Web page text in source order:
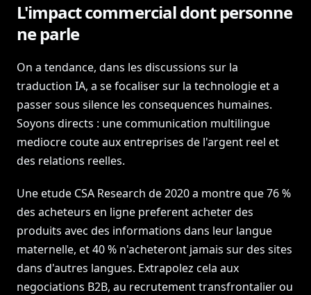
L'impact commercial dont personne
ne parle
On a tendance, dans les discussions sur la
traduction IA, a se focaliser sur la technologie et a
passer sous silence les consequences humaines.
Soyons directs : une communication multilingue
mediocre coute aux entreprises de l'argent reel et
des relations reelles.
Une etude CSA Research de 2020 a montre que 76 %
des acheteurs en ligne preferent acheter des
produits avec des informations dans leur langue
maternelle, et 40 % n'acheteront jamais sur des sites
dans d'autres langues. Extrapolez cela aux
negociations B2B, au recrutement transfrontalier ou